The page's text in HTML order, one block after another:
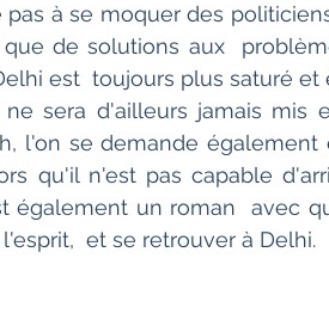
pas à se moquer des
de solutions aux
est  toujours plus saturé et
sera d'ailleurs jamais mis
l'on se demande
qu'il n'est pas capable
également un roman  avec
et se retrouver à Delhi.